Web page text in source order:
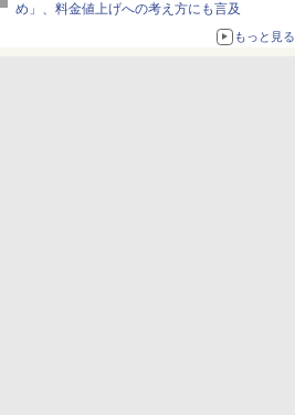
め」、料金値上げへの考え方にも言及
もっと見る